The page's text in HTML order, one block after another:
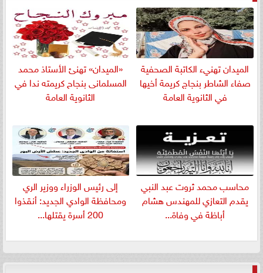
الميدان تهنيء الكاتبة الصحفية
صفاء الشاطر بنجاج كريمة أخيها
في الثانوية العامة
«الميدان» تهنئ الأستاذ محمد
المسلمانى بنجاح كريمته ندا في
الثانوية العامة
​محاسب محمد ثروت عبد النبي
يقدم التعازي للمهندس هشام
أباظة في وفاة...
إلى رئيس الوزراء ووزير الري
ومحافظة الوادي الجديد: أنقذوا
200 أسرة يقتلها...